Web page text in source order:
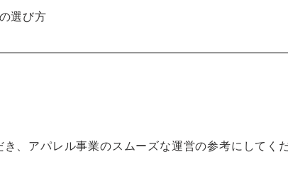
選び方
、アパレル事業のスムーズな運営の参考にしてく